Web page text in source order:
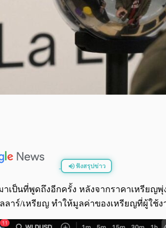
ฟังสรุปข่าว
าเป็นที่พูดถึงอีกครั้ง หลังจากราคาเหรีย
ลาร์/เหรียญ ทำให้มูลค่าของเหรียญที่ผู้ใช้